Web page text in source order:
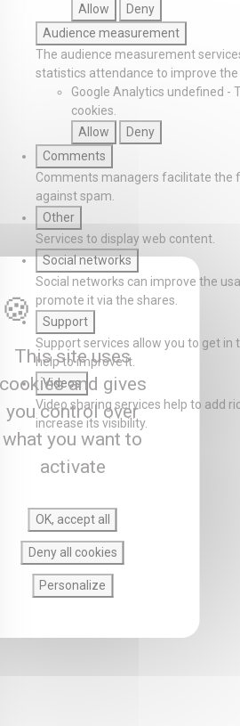
Allow
Deny
Audience measurement
The audience measurement
statistics attendance to improve the
Google Analytics undefined -
cookies.
Allow
Deny
Comments
Comments managers facilitate the
against spam.
Other
Services to display web content.
Social networks
Social networks can improve the
promote it via the shares.
Support
Support services allow you to get in
help to improve it.
Videos
Video sharing services help to add
increase its visibility.
This site uses
and gives
you control over
what you want to
activate
OK, accept all
Deny all cookies
Personalize